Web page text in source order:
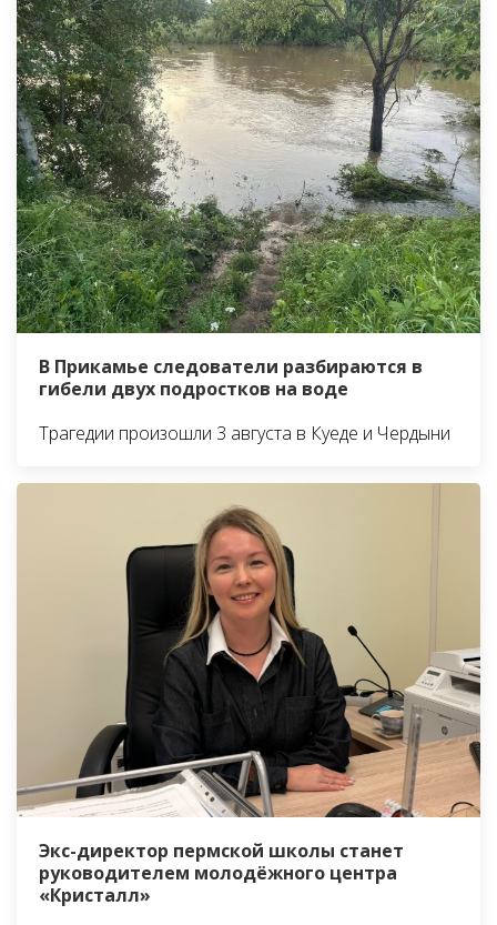
В Прикамье следователи разбираются в
гибели двух подростков на воде
Трагедии произошли 3 августа в Куеде и Чердыни
Экс-директор пермской школы станет
руководителем молодёжного центра
«Кристалл»